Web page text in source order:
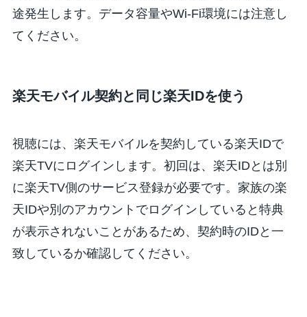
途発生します。データ容量やWi-Fi環境には注意し
てください。
楽天モバイル契約と同じ楽天IDを使う
視聴には、楽天モバイルを契約している楽天IDで
楽天TVにログインします。初回は、楽天IDとは別
に楽天TV側のサービス登録が必要です。家族の楽
天IDや別のアカウントでログインしていると特典
が表示されないことがあるため、契約時のIDと一
致しているか確認してください。